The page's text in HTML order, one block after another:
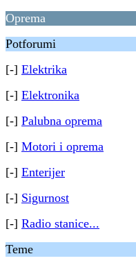
Oprema
Potforumi
[-] Elektrika
[-] Elektronika
[-] Palubna oprema
[-] Motori i oprema
[-] Enterijer
[-] Sigurnost
[-] Radio stanice...
Teme